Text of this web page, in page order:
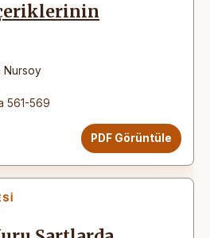
Nursoy
561-569
PDF Görüntüle